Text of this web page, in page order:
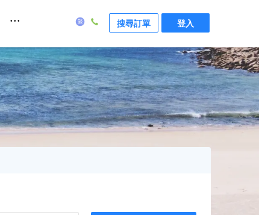
... 搜尋訂單 登入